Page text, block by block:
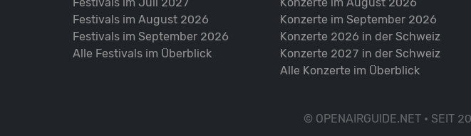
Festivals im August 2026
Festivals im September 2026
Alle Festivals im Überblick
Konzerte im September 2026
Konzerte 2026 in der Schweiz
Konzerte 2027 in der Schweiz
Alle Konzerte im Überblick
© OPENAIRGUIDE.NET • SEIT